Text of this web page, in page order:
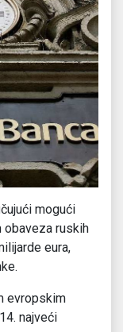
mogući
obaveza ruskih
eura,
evropskim
najveći